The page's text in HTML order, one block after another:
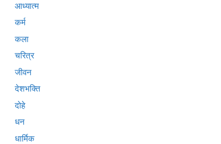
आध्यात्म
कर्म
कला
चरित्र
जीवन
देशभक्ति
दोहे
धन
धार्मिक